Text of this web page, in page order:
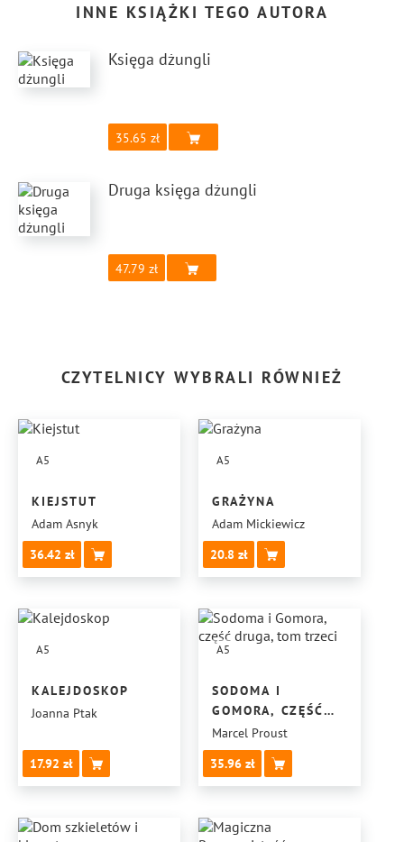
INNE KSIĄŻKI TEGO AUTORA
Księga dżungli
35.65
Druga księga dżungli
47.79
CZYTELNICY WYBRALI RÓWNIEŻ
A5
KIEJSTUT
Adam Asnyk
36.42
A5
GRAŻYNA
Adam Mickiewicz
20.8
A5
KALEJDOSKOP
Joanna Ptak
17.92
A5
SODOMA I
GOMORA, CZĘŚĆ
DRUGA, TOM
TRZECI
Marcel Proust
35.96